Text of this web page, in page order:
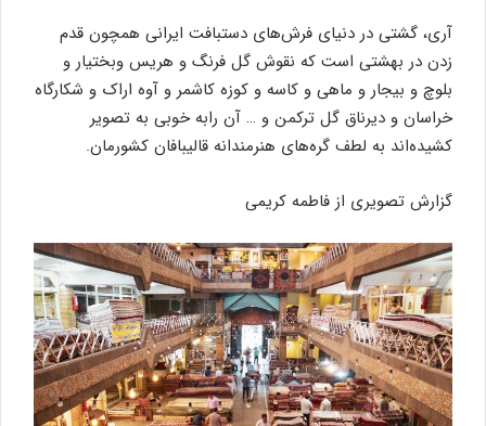
آری، گشتی در دنیای فرش‌های دستبافت ایرانی همچون قدم
زدن در بهشتی است که نقوش گل فرنگ و هریس وبختیار و
بلوچ و بیجار و ماهی و کاسه و کوزه کاشمر و آوه اراک و شکارگاه
خراسان و دیرناق گل ترکمن و … آن رابه خوبی به تصویر
کشیده‌اند به لطف گره‌های هنرمندانه قالیبافان کشورمان.
گزارش تصویری از فاطمه کریمی